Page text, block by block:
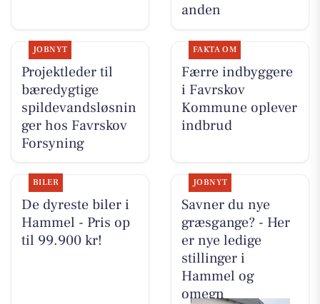
anden
JOBNYT
Projektleder til
bæredygtige
spildevandsløsnin
ger hos Favrskov
Forsyning
FAKTA OM
Færre indbyggere
i Favrskov
Kommune oplever
indbrud
BILER
De dyreste biler i
Hammel - Pris op
til 99.900 kr!
JOBNYT
Savner du nye
græsgange? - Her
er nye ledige
stillinger i
Hammel og
omegn